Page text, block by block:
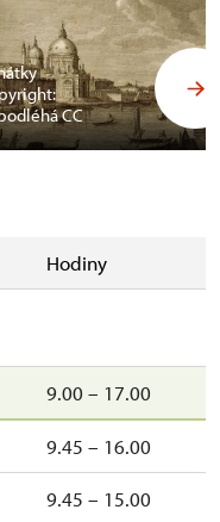
CC
Hodiny
9.00 – 17.00
9.45 – 16.00
9.45 – 15.00